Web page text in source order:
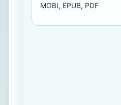
MOBI, EPUB, PDF